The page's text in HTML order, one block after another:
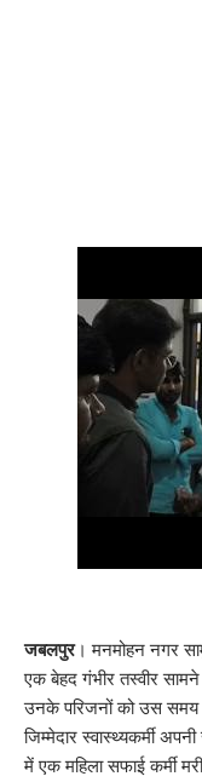
जबलपुर। मनमोहन नगर
एक बेहद गंभीर तस्वीर
उनके परिजनों को उस समय
जिम्मेदार स्वास्थ्यकर्मी
में एक महिला सफाई कर्मी